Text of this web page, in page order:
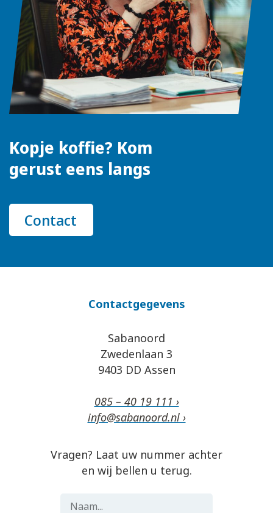
Kopje koffie? Kom
gerust eens langs
Contact
Contactgegevens
Sabanoord
Zwedenlaan 3
9403 DD Assen
085 – 40 19 111 ›
info@sabanoord.nl ›
Vragen? Laat uw nummer achter
en wij bellen u terug.